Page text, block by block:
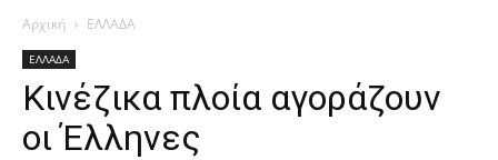
Αρχική ΕΛΛΑΔΑ
ΕΛΛΑΔΑ
Κινέζικα πλοία αγοράζουν
οι Έλληνες